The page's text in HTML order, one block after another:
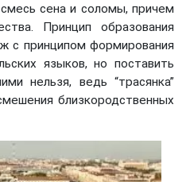
смесь сена и соломы, причем
Принцип образования
с принципом формирования
языков, но поставить
нельзя, ведь “трасянка”
близкородственных